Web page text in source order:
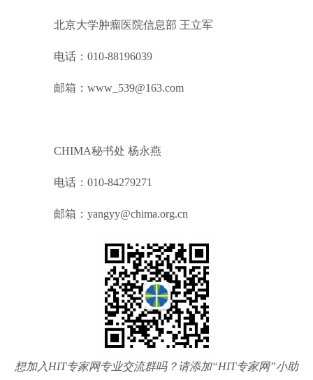
北京大学肿瘤医院信息部 王立军
电话：010-88196039
邮箱：www_539@163.com
CHIMA秘书处 杨永燕
电话：010-84279271
邮箱：yangyy@chima.org.cn
想加入HIT专家网专业交流群吗？请添加“HIT专家网”小助